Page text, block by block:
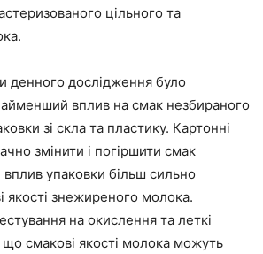
цільного та
денного дослідження було
вплив на смак незбираного
зі скла та пластику. Картонні
змінити і погіршити смак
упаковки більш сильно
якості знежиреного молока.
на окислення та леткі
смакові якості молока можуть